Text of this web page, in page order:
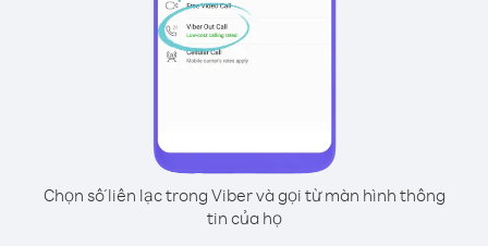
Chọn số liên lạc trong Viber và gọi từ màn hình thông
tin của họ